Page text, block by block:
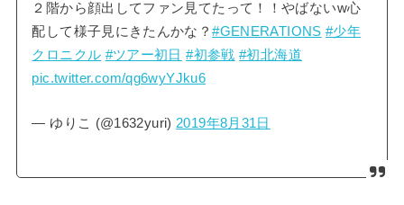
２階から顔出してファン見てたって！！やばないw心
配して様子見にきたんかな？#GENERATIONS #少年
クロニクル #ツアー初日 #初参戦 #初北海道
pic.twitter.com/qg6wyYJku6
— ゆりこ (@1632yuri) 2019年8月31日